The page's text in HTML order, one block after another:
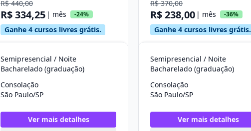
R$ 440,00
R$ 334,25 | mês -24%
Ganhe 4 cursos livres grátis.
Semipresencial / Noite
Bacharelado (graduação)
Consolação
São Paulo/SP
Ver mais detalhes
R$ 370,00
R$ 238,00 | mês -36%
Ganhe 4 cursos livres grátis.
Semipresencial / Noite
Bacharelado (graduação)
Consolação
São Paulo/SP
Ver mais detalhes